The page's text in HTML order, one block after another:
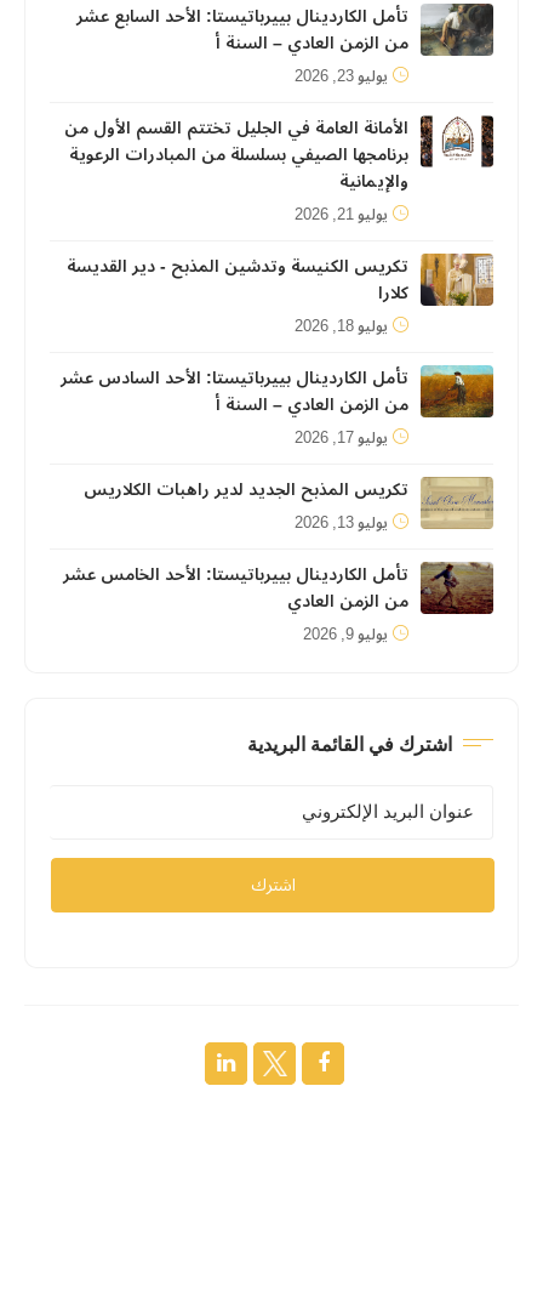
تأمل الكاردينال بييرباتيستا: الأحد السابع عشر
من الزمن العادي – السنة أ
يوليو 23, 2026
الأمانة العامة في الجليل تختتم القسم الأول من
برنامجها الصيفي بسلسلة من المبادرات الرعوية
والإيمانية
يوليو 21, 2026
تكريس الكنيسة وتدشين المذبح - دير القديسة
كلارا
يوليو 18, 2026
تأمل الكاردينال بييرباتيستا: الأحد السادس عشر
من الزمن العادي – السنة أ
يوليو 17, 2026
تكريس المذبح الجديد لدير راهبات الكلاريس
يوليو 13, 2026
تأمل الكاردينال بييرباتيستا: الأحد الخامس عشر
من الزمن العادي
يوليو 9, 2026
اشترك في القائمة البريدية
اشترك